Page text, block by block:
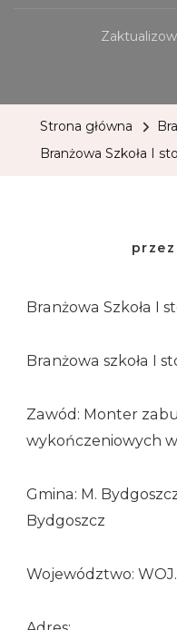
Strona główna
Branżowa Szkoła I
przez
Branżowa Szkoła I
Branżowa szkoła I
Zawód: Monter
wykończeniowych
Gmina: M.
Bydgoszcz
Województwo: